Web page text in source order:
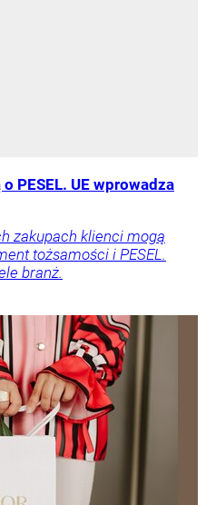
PESEL. UE wprowadza
zakupach klienci mogą
tożsamości i PESEL.
branż.